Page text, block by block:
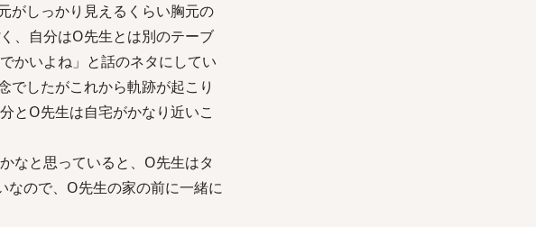
がしっかり見えるくらい胸元の
、自分はO先生とは別のテーブ
かいよね」と話のネタにしてい
でしたがこれから軌跡が起こり
とO先生は自宅がかなり近いこ
なと思っていると、O先生はタ
なので、O先生の家の前に一緒に